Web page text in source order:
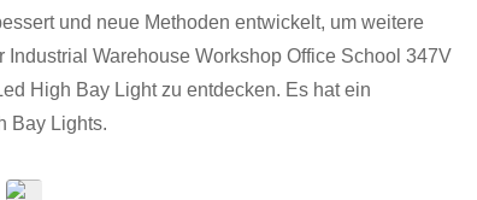
und neue Methoden entwickelt, um weitere
Warehouse Workshop Office School 347V
High Bay Light zu entdecken. Es hat ein
Bay Lights.